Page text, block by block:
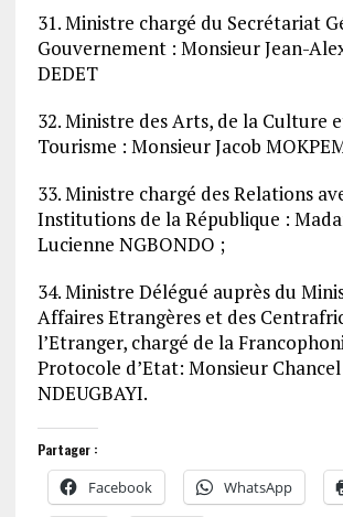
31. Ministre chargé du Secrétariat
Gouvernement : Monsieur Jean-
DEDET
32. Ministre des Arts, de la Culture
Tourisme : Monsieur Jacob
33. Ministre chargé des Relations
Institutions de la République :
Lucienne NGBONDO ;
34. Ministre Délégué auprès du
Affaires Etrangères et des
l’Etranger, chargé de la
Protocole d’Etat: Monsieur Chancel
NDEUGBAYI.
Partager :
Facebook WhatsApp